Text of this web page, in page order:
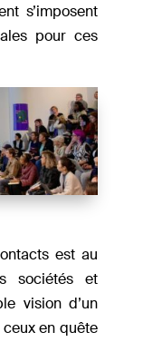
s’imposent
pour ces
est au
sociétés et
vision d’un
en quête